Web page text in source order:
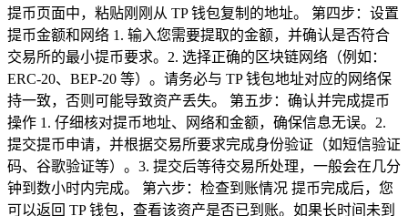
提币页面中，粘贴刚刚从 TP 钱包复制的地址。 第四步：设置
提币金额和网络 1. 输入您需要提取的金额，并确认是否符合
交易所的最小提币要求。2. 选择正确的区块链网络（例如：
ERC-20、BEP-20 等）。请务必与 TP 钱包地址对应的网络保
持一致，否则可能导致资产丢失。 第五步：确认并完成提币
操作 1. 仔细核对提币地址、网络和金额，确保信息无误。2.
提交提币申请，并根据交易所要求完成身份验证（如短信验证
码、谷歌验证等）。3. 提交后等待交易所处理，一般会在几分
钟到数小时内完成。 第六步：检查到账情况 提币完成后，您
可以返回 TP 钱包，查看该资产是否已到账。如果长时间未到